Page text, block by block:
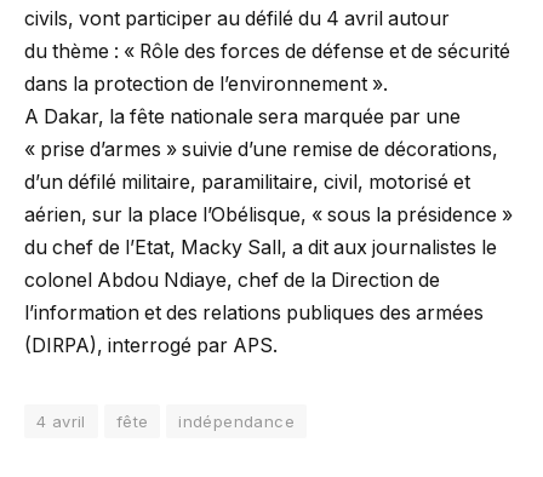
civils, vont participer au défilé du 4 avril autour
du thème : « Rôle des forces de défense et de sécurité
dans la protection de l’environnement ».
A Dakar, la fête nationale sera marquée par une
« prise d’armes » suivie d’une remise de décorations,
d’un défilé militaire, paramilitaire, civil, motorisé et
aérien, sur la place l’Obélisque, « sous la présidence »
du chef de l’Etat, Macky Sall, a dit aux journalistes le
colonel Abdou Ndiaye, chef de la Direction de
l’information et des relations publiques des armées
(DIRPA), interrogé par APS.
4 avril fête indépendance